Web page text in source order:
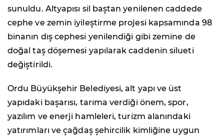
sunuldu. Altyapısı sil baştan yenilenen caddede
cephe ve zemin iyileştirme projesi kapsamında 98
binanın dış cephesi yenilendiği gibi zemine de
doğal taş döşemesi yapılarak caddenin silueti
değiştirildi.
Ordu Büyükşehir Belediyesi, alt yapı ve üst
yapıdaki başarısı, tarıma verdiği önem, spor,
yazılım ve enerji hamleleri, turizm alanındaki
yatırımları ve çağdaş şehircilik kimliğine uygun